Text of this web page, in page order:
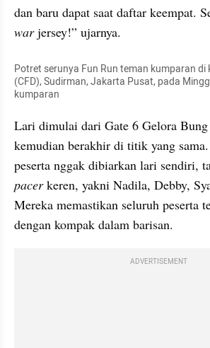
war jersey!” ujarnya.
Potret serunya Fun Run teman kumparan
(CFD), Sudirman, Jakarta Pusat, pada
kumparan
Lari dimulai dari Gate 6 Gelora
kemudian berakhir di titik yang sama.
pacer keren, yakni Nadila, Debby,
Mereka memastikan seluruh peserta
dengan kompak dalam barisan.
ADVERTISEMENT